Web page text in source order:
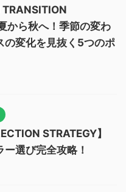
から秋へ！季節の変わ
の変化を見抜く5つのポ
STRATEGY】
選び完全攻略！